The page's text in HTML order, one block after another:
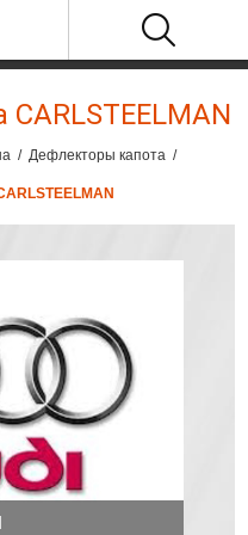
/ Дефлекторы капота /